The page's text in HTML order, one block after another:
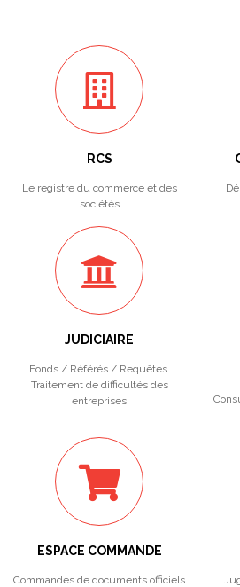
RCS
Le registre du commerce et des
sociétés
JUDICIAIRE
Fonds / Référés / Requêtes.
Traitement de difficultés des
entreprises
ESPACE COMMANDE
Commandes de documents officiels